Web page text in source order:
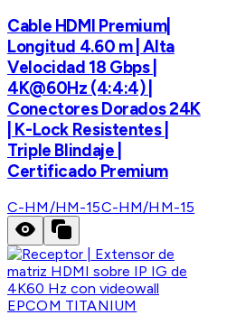
Cable HDMI Premium|
Longitud 4.60 m | Alta
Velocidad 18 Gbps |
4K@60Hz (4:4:4) |
Conectores Dorados 24K
| K-Lock Resistentes |
Triple Blindaje |
Certificado Premium
C-HM/HM-15C-HM/HM-15
EPCOM TITANIUM